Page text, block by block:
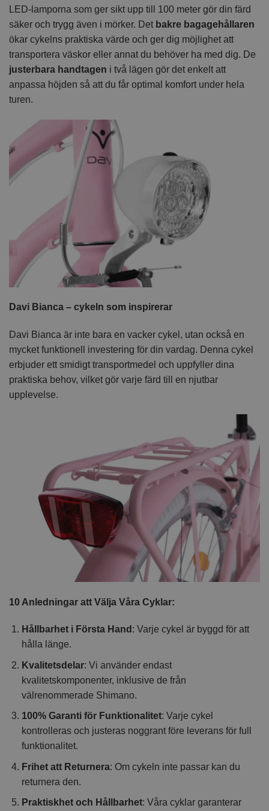
LED-lamporna som ger sikt upp till 100 meter gör din färd
säker och trygg även i mörker. Det bakre bagagehållaren
ökar cykelns praktiska värde och ger dig möjlighet att
transportera väskor eller annat du behöver ha med dig. De
justerbara handtagen i två lägen gör det enkelt att
anpassa höjden så att du får optimal komfort under hela
turen.
Davi Bianca – cykeln som inspirerar
Davi Bianca är inte bara en vacker cykel, utan också en
mycket funktionell investering för din vardag. Denna cykel
erbjuder ett smidigt transportmedel och uppfyller dina
praktiska behov, vilket gör varje färd till en njutbar
upplevelse.
10 Anledningar att Välja Våra Cyklar:
Hållbarhet i Första Hand : Varje cykel är byggd för att
hålla länge.
Kvalitetsdelar: Vi använder endast
kvalitetskomponenter, inklusive de från
välrenommerade Shimano.
100% Garanti för Funktionalitet: Varje cykel
kontrolleras och justeras noggrant före leverans för full
funktionalitet.
Frihet att Returnera: Om cykeln inte passar kan du
returnera den.
Praktiskhet och Hållbarhet: Våra cyklar garanterar